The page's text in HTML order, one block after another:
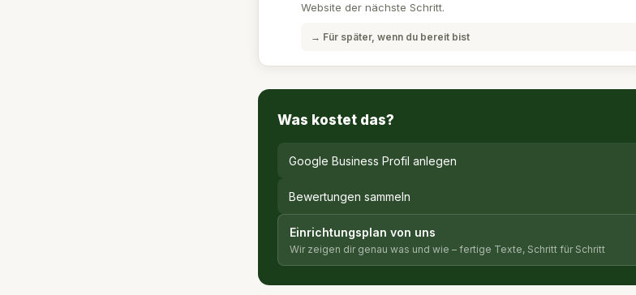
Website der nächste Schritt.
→ Für später, wenn du bereit bist
Was kostet das?
Google Business Profil anlegen
Bewertungen sammeln
Einrichtungsplan von uns
Wir zeigen dir genau was und wie – fertige Texte, Schritt für Schritt